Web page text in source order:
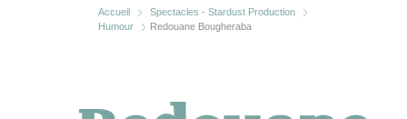
Accueil
Spectacles - Stardust Production
Humour
Redouane Bougheraba